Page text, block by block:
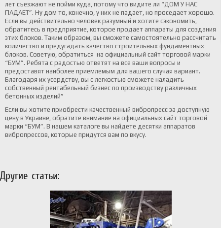
лет съезжают не пойми куда, потому что видите ли “ДОМ У НАС
ПАДАЕТ”. Ну дом то, конечно, у них не падает, но проседает хорошо.
Если вы действительно человек разумный и хотите сэкономить,
обратитесь в предприятие, которое продает аппараты для создания
этих блоков. Таким образом, вы сможете самостоятельно рассчитать
количество и предугадать качество строительных фундаментных
блоков. Советую, обратиться на официальный сайт торговой марки
“БУМ”. Ребята с радостью ответят на все ваши вопросы и
предоставят наиболее приемлемым для вашего случая вариант.
Благодаря их усердству, вы с легкостью сможете наладить
собственный рентабельный бизнес по производству различных
бетонных изделий”
Если вы хотите приобрести качественный вибропресс за доступную
цену в Украине, обратите внимание на официальных сайт торговой
марки “БУМ”. В нашем каталоге вы найдете десятки аппаратов
вибропрессов, которые придутся вам по вкусу.
Другие статьи: